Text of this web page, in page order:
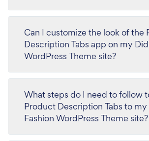
Can I customize the look of the
Description Tabs app on my
WordPress Theme site?
What steps do I need to follow
Product Description Tabs to
Fashion WordPress Theme site?